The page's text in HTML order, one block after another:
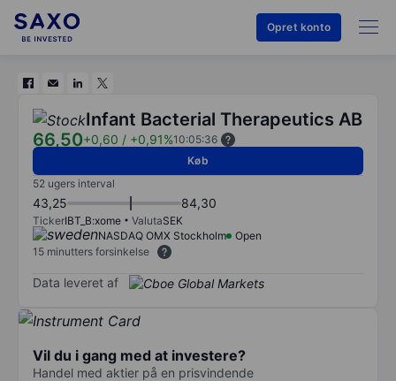
Opret konto
Infant Bacterial Therapeutics AB
66,50+0,60 / +0,91%10:05:36
Køb
52 ugers interval
43,25 84,30
TickerIBT_B:xome ValutaSEK
NASDAQ OMX Stockholm
Open
15 minutters forsinkelse
Data leveret af
Vil du i gang med at investere?
Handel med aktier på en prisvindende